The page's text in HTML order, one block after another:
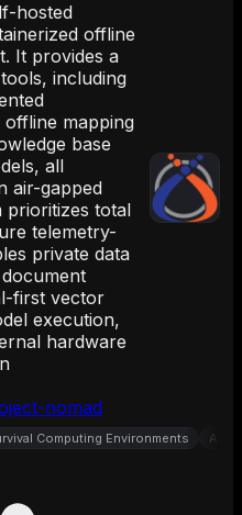
nomad
hosted
offline
It provides a
including
mapping
base
all
air-gapped
prioritizes total
telemetry-
private data
first vector
execution,
hardware
Computing Environments AI